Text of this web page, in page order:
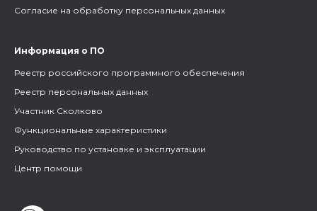
Согласие на обработку персональных данных
Информация о ПО
Реестр российского программного обеспечения
Реестр персональных данных
Участник Сколково
Функциональные характеристики
Руководство по установке и эксплуатации
Центр помощи